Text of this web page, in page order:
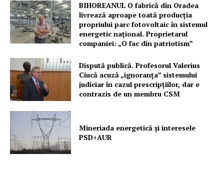
BIHOREANUL O fabrică din Oradea
livrează aproape toată producția
propriului parc fotovoltaic în sistemul
energetic național. Proprietarul
companiei: „O fac din patriotism”
Dispută publică. Profesorul Valerius
Ciucă acuză „ignoranța” sistemului
judiciar în cazul prescripțiilor, dar e
contrazis de un membru CSM
Mineriada energetică și interesele
PSD+AUR